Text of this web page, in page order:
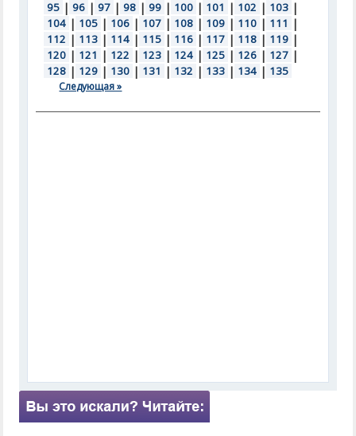
95 | 96 | 97 | 98 | 99 | 100 | 101 | 102 | 103 |
104 | 105 | 106 | 107 | 108 | 109 | 110 | 111 |
112 | 113 | 114 | 115 | 116 | 117 | 118 | 119 |
120 | 121 | 122 | 123 | 124 | 125 | 126 | 127 |
128 | 129 | 130 | 131 | 132 | 133 | 134 | 135
Следующая »